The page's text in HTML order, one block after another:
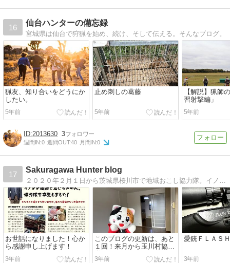
16
仙台ハンターの備忘録
宮城県は仙台で狩猟を始め、続け、そして伝える。そんなブログ。
猟友、知り合いをどうにか
したい。
5年前
止め刺しの葛藤
5年前
【解説】猟師
習射撃編」
5年前
2013630 3
週間IN:0 週間OUT:40 月間IN:0
17
Sakuragawa Hunter blog
お世話になりました！心か
ら感謝申し上げます！
3年前
このブログの更新は、あと
１回！来月から玉川村協力
隊になります
3年前
愛銃ＦＬＡＳ
3年前